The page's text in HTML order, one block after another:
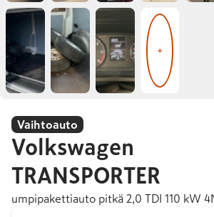
+
Vaihtoauto
Volkswagen
TRANSPORTER
umpipakettiauto pitkä 2,0 TDI 110 kW